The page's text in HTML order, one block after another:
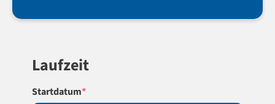
Laufzeit
Startdatum*(required)